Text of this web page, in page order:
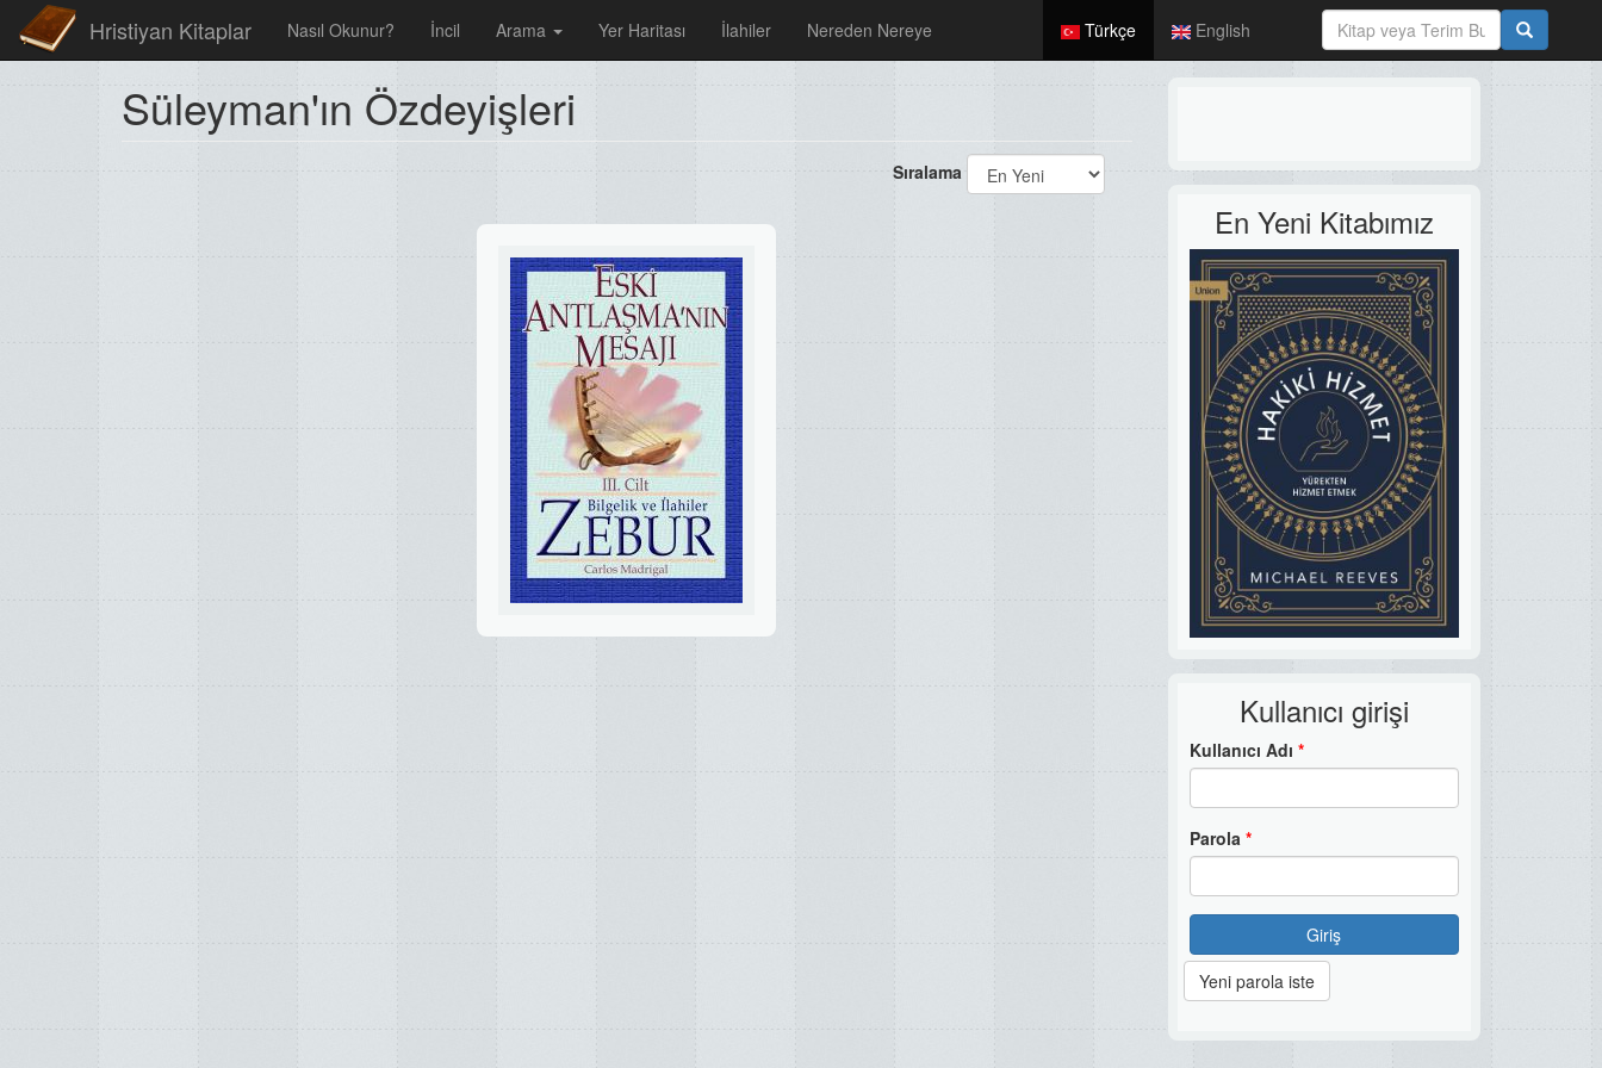
Hristiyan Kitaplar Nasıl Okunur? İncil Arama Yer Haritası İlahiler Nereden Nereye Türkçe English
En Yeni Kitabımız
Kullanıcı girişi
Kullanıcı Adı *
Parola *
Giriş
Yeni parola iste
Süleyman'ın Özdeyişleri
Sıralama